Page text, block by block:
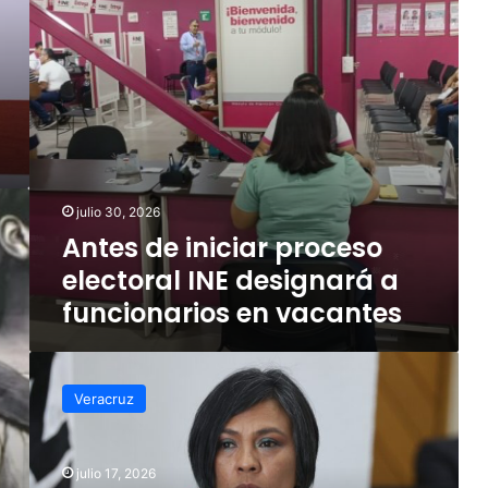
designará
funcionarios
en
vacantes
julio 30, 2026
Antes de iniciar proceso
electoral INE designará a
funcionarios en vacantes
Uso
de
inteligencia
artificial
campañas
Veracruz
julio 17, 2026